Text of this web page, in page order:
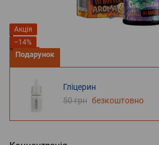
Акція
−14%
Подарунок
Гліцерин
50 грн безкоштовно